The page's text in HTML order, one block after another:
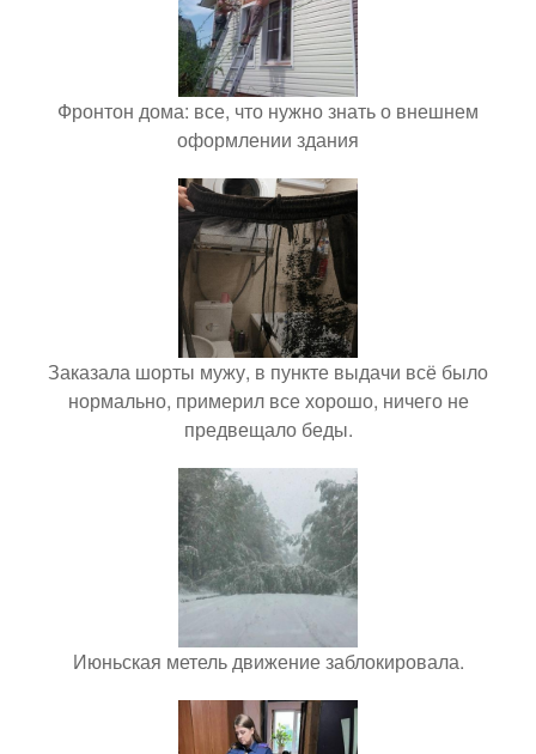
Фронтон дома: все, что нужно знать о внешнем
оформлении здания
Заказала шорты мужу, в пункте выдачи всё было
нормально, примерил все хорошо, ничего не
предвещало беды.
Июньская метель движение заблокировала.